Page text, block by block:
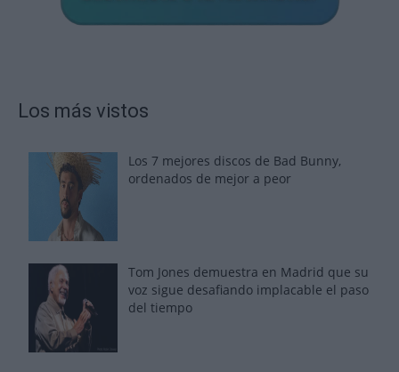
Los más vistos
Los 7 mejores discos de Bad Bunny,
ordenados de mejor a peor
Tom Jones demuestra en Madrid que su
voz sigue desafiando implacable el paso
del tiempo